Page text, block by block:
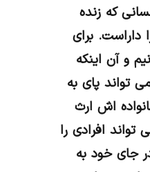
که زنده
داراست. برای
و آن اینکه
تواند پای به
اش ارث
افرادی را
جای خود به